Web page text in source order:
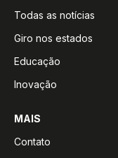
Todas as notícias
Giro nos estados
Educação
Inovação
MAIS
Contato